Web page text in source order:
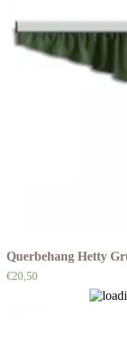
Querbehang Hetty
€20,50